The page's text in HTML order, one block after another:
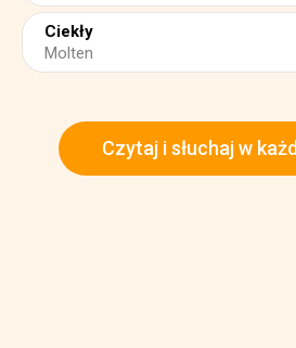
Ciekły
Molten
Czytaj i słuchaj w